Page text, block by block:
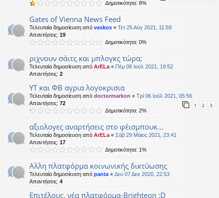
Δημοτικότητα: 8%
Gates of Vienna News Feed
Τελευταία δημοσίευση από vaskos « Τετ 25 Αύγ 2021, 11:59
Απαντήσεις: 19
Δημοτικότητα: 0%
ριχνουν σάιτς και μπλογκς τώρα;
Τελευταία δημοσίευση από ArELa « Πέμ 08 Ιούλ 2021, 19:52
Απαντήσεις: 2
ΥΤ και ΦΒ αγρια λογοκρισια
Τελευταία δημοσίευση από doctormarkon « Τρί 06 Ιούλ 2021, 05:56
Απαντήσεις: 72 1 2 3
Δημοτικότητα: 2%
αξιολογες αναρτήσεις στο φέισμπουκ...
Τελευταία δημοσίευση από ArELa « Σάβ 29 Μάιος 2021, 23:41
Απαντήσεις: 17
Δημοτικότητα: 1%
Αλλη πλατφόρμα κοινωνικής δικτύωσης
Τελευταία δημοσίευση από panta « Δευ 07 Δεκ 2020, 22:53
Απαντήσεις: 4
Επιτέλους, νέα πλατφόρμα-Brighteon :D